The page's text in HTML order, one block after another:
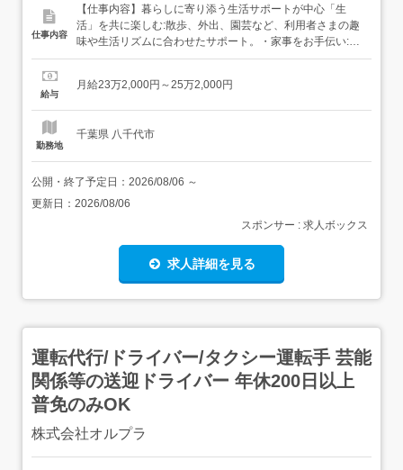
仕事内容
【仕事内容】暮らしに寄り添う生活サポートが中心「生
活」を共に楽しむ:散歩、外出、園芸など、利用者さまの趣
味や生活リズムに合わせたサポート。・家事をお手伝い:掃
除や洗濯など、利用者さまが「できること」を尊重し、自
入浴・排泄など、生活に必要な身体的なお手伝いも行いま
給与
月給23万2,000円～25万2,000円
勤務地
千葉県 八千代市
公開・終了予定日： 2026/08/06 ～
更新日： 2026/08/06
スポンサー : 求人ボックス
求人詳細を見る
運転代行/ドライバー/タクシー運転手 芸能
関係等の送迎ドライバー 年休200日以上
普免のみOK
株式会社オルプラ